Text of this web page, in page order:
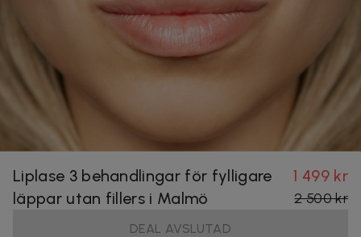
Liplase 3 behandlingar för fylligare
läppar utan fillers i Malmö
1 499 kr
2 500 kr
DEAL AVSLUTAD